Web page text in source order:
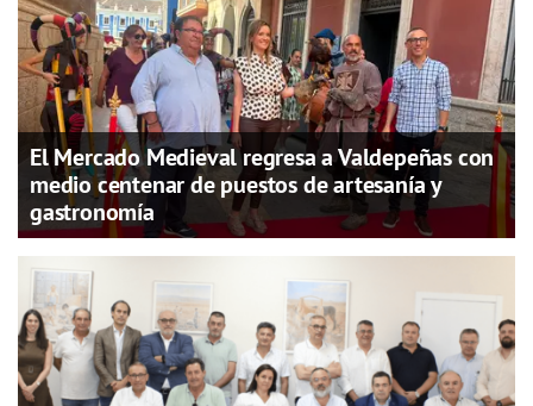
El Mercado Medieval regresa a Valdepeñas con
medio centenar de puestos de artesanía y
gastronomía